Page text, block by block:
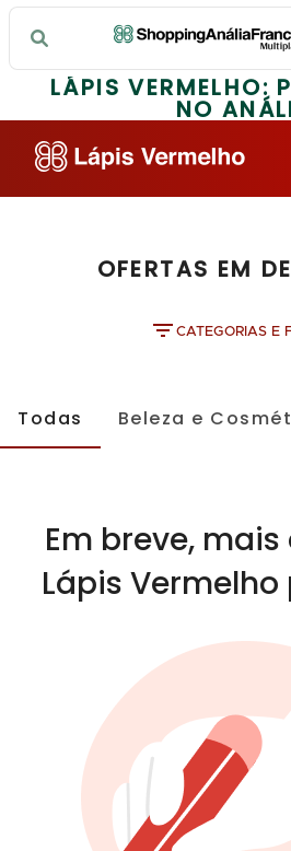
LÁPIS VERMELHO:
NO
OFERTAS EM
CATEGORIAS E
Todas Beleza e
Em breve,
Lápis